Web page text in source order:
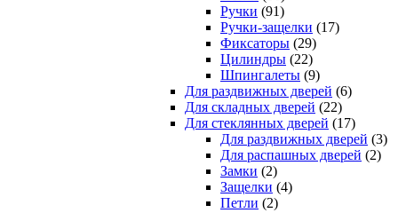
Ручки (91)
Ручки-защелки (17)
Фиксаторы (29)
Цилиндры (22)
Шпингалеты (9)
Для раздвижных дверей (6)
Для складных дверей (22)
Для стеклянных дверей (17)
Для раздвижных дверей (3)
Для распашных дверей (2)
Замки (2)
Защелки (4)
Петли (2)